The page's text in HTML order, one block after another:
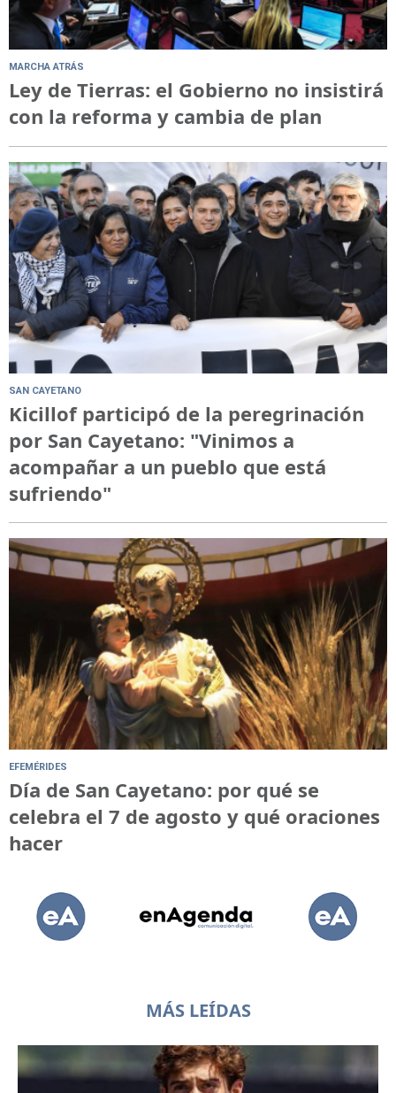
MARCHA ATRÁS
Ley de Tierras: el Gobierno no insistirá
con la reforma y cambia de plan
SAN CAYETANO
Kicillof participó de la peregrinación
por San Cayetano: "Vinimos a
acompañar a un pueblo que está
sufriendo"
EFEMÉRIDES
Día de San Cayetano: por qué se
celebra el 7 de agosto y qué oraciones
hacer
MÁS LEÍDAS